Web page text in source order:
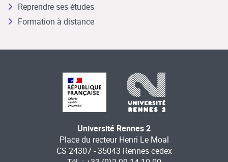
Reprendre ses études
Formation à distance
Université Rennes 2
Place du recteur Henri Le Moal
CS 24307 - 35043 Rennes cedex